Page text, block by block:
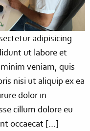
adipisicing
ut labore et
veniam, quis
nisi ut aliquip ex ea
dolor in
cillum dolore eu
occaecat […]